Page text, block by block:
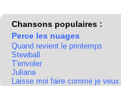
Chansons populaires :
Perce les nuages
Quand revient le printemps
Stewball
T'envoler
Juliana
Laisse moi faire comme je veux